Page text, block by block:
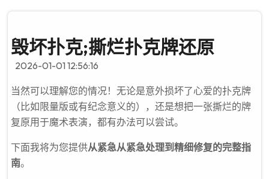
毁坏扑克;撕烂扑克牌还原
2026-01-01 12:56:16
当然可以理解您的情况！无论是意外损坏了心爱的扑克牌
（比如限量版或有纪念意义的），还是想把一张撕烂的牌
复原用于魔术表演，都有办法可以尝试。
下面我将为您提供从紧急从紧急处理到精细修复的完整指
南。